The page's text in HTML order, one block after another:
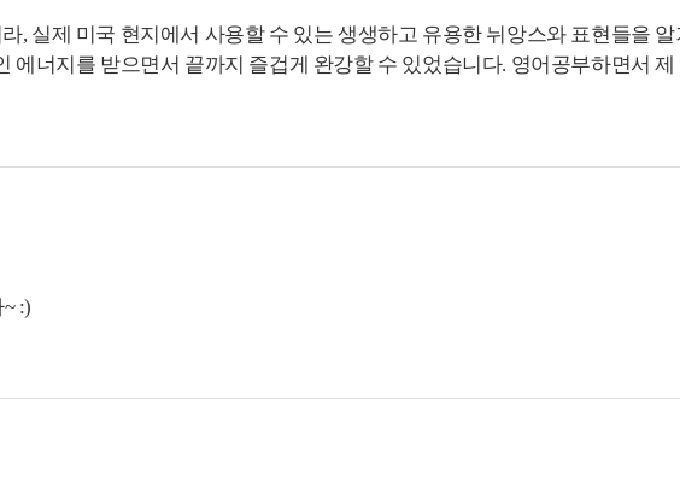
, 실제 미국 현지에서 사용할 수 있는 생생하고 유용한 뉘앙스와 표현들을
에너지를 받으면서 끝까지 즐겁게 완강할 수 있었습니다. 영어공부하면서
:)